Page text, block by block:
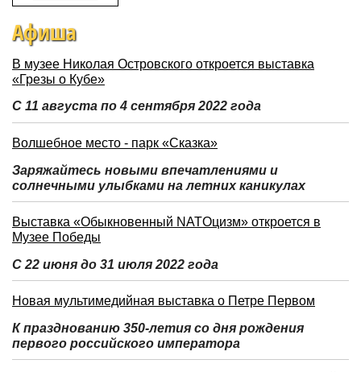
Афиша
В музее Николая Островского откроется выставка
«Грезы о Кубе»
С 11 августа по 4 сентября 2022 года
Волшебное место - парк «Сказка»
Заряжайтесь новыми впечатлениями и
солнечными улыбками на летних каникулах
Выставка «Обыкновенный NATOцизм» откроется в
Музее Победы
С 22 июня до 31 июля 2022 года
Новая мультимедийная выставка о Петре Первом
К празднованию 350-летия со дня рождения
первого российского императора